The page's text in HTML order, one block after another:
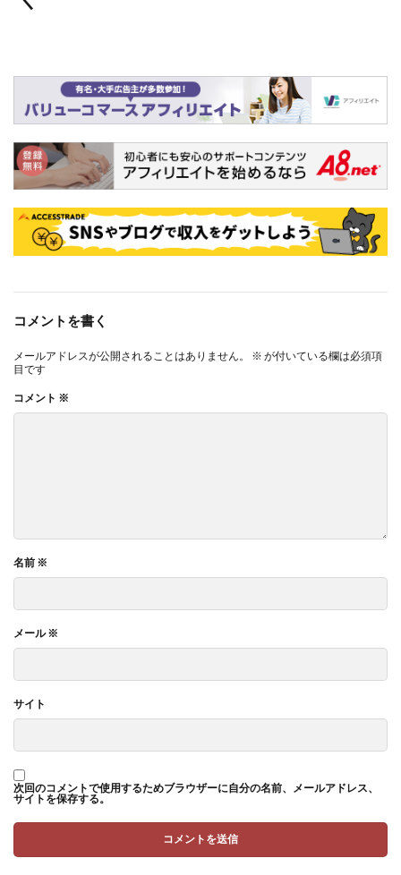
コメントを書く
メールアドレスが公開されることはありません。 ※ が付いている欄は必須項
目です
コメント ※
名前 ※
メール※
サイト
次回のコメントで使用するためブラウザーに自分の名前、メールアドレス、
サイトを保存する。